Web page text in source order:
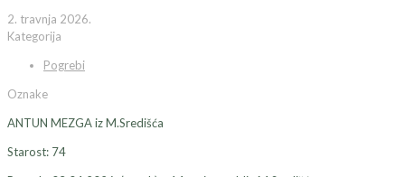
2. travnja 2026.
Kategorija
Pogrebi
Oznake
ANTUN MEZGA iz M.Središća
Starost: 74